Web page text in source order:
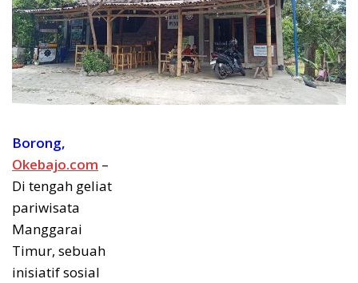
Borong,
Okebajo.com –
Di tengah geliat
pariwisata
Manggarai
Timur, sebuah
inisiatif sosial